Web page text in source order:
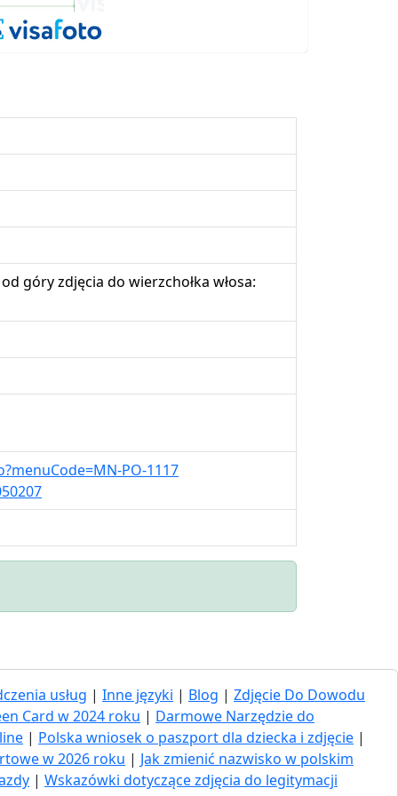
góry zdjęcia do wierzchołka włosa:
PO-1117
usług | Inne języki | Blog | Zdjęcie Do Dowodu
Card w 2024 roku | Darmowe Narzędzie do
| Polska wniosek o paszport dla dziecka i zdjęcie |
w 2026 roku | Jak zmienić nazwisko w polskim
| Wskazówki dotyczące zdjęcia do legitymacji